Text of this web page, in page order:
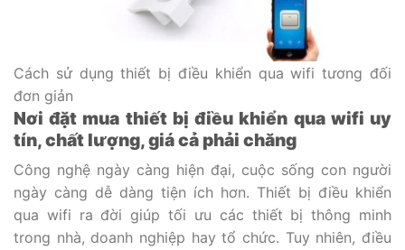
Cách sử dụng thiết bị điều khiển qua wifi tương đối
đơn giản
Nơi đặt mua thiết bị điều khiển qua wifi uy
tín, chất lượng, giá cả phải chăng
Công nghệ ngày càng hiện đại, cuộc sống con người
ngày càng dễ dàng tiện ích hơn. Thiết bị điều khiển
qua wifi ra đời giúp tối ưu các thiết bị thông minh
trong nhà, doanh nghiệp hay tổ chức. Tuy nhiên, điều